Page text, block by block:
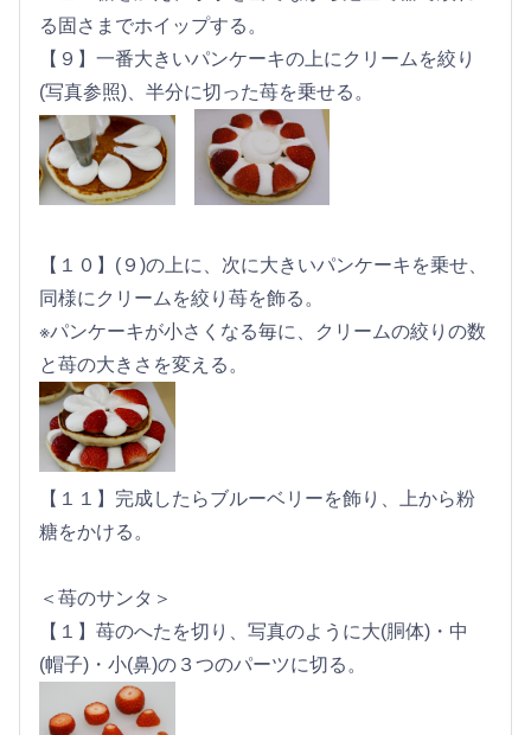
る固さまでホイップする。
【９】一番大きいパンケーキの上にクリームを絞り
(写真参照)、半分に切った苺を乗せる。
【１０】(９)の上に、次に大きいパンケーキを乗せ、
同様にクリームを絞り苺を飾る。
※パンケーキが小さくなる毎に、クリームの絞りの数
と苺の大きさを変える。
【１１】完成したらブルーベリーを飾り、上から粉
糖をかける。
＜苺のサンタ＞
【１】苺のへたを切り、写真のように大(胴体)・中
(帽子)・小(鼻)の３つのパーツに切る。